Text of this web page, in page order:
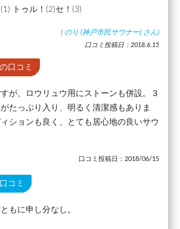
トゥル！(2)セ！(3)
( のり (神戸市民サウナー) さん)
口コミ投稿日：2018.6.15
口コミ
が、ロウリュウ用にストーンも併設。３
たっぷり入り、明るく清潔感もありま
ションも良く、とても居心地の良いサウ
口コミ投稿日：2018/06/15
コミ
もに申し分なし。